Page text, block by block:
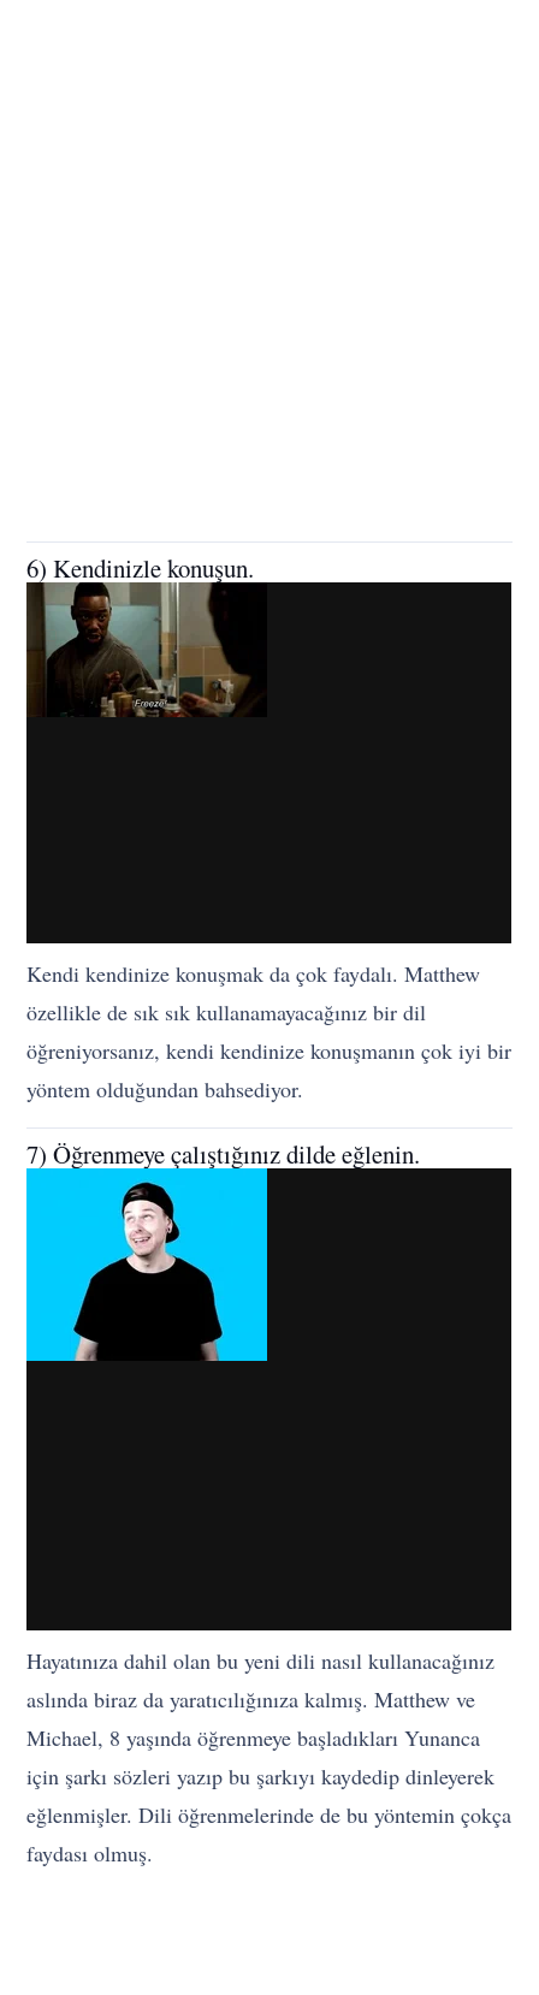
6) Kendinizle konuşun.
Kendi kendinize konuşmak da çok faydalı. Matthew
özellikle de sık sık kullanamayacağınız bir dil
öğreniyorsanız, kendi kendinize konuşmanın çok iyi bir
yöntem olduğundan bahsediyor.
7) Öğrenmeye çalıştığınız dilde eğlenin.
Hayatınıza dahil olan bu yeni dili nasıl kullanacağınız
aslında biraz da yaratıcılığınıza kalmış. Matthew ve
Michael, 8 yaşında öğrenmeye başladıkları Yunanca
için şarkı sözleri yazıp bu şarkıyı kaydedip dinleyerek
eğlenmişler. Dili öğrenmelerinde de bu yöntemin çokça
faydası olmuş.